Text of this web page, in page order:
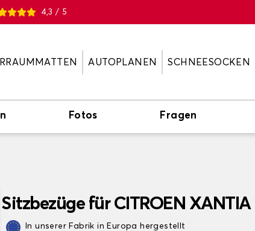
4,3 / 5
AUTOPLANEN
SCHNEESOCKEN
Fotos Fragen
Sitzbezüge für CITROEN XANTIA
In unserer Fabrik in Europa hergestellt